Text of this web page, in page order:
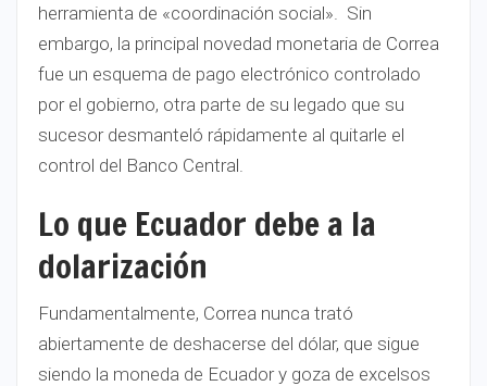
herramienta de «coordinación social». Sin
embargo, la principal novedad monetaria de Correa
fue un esquema de pago electrónico controlado
por el gobierno, otra parte de su legado que su
sucesor desmanteló rápidamente al quitarle el
control del Banco Central.
Lo que Ecuador debe a la
dolarización
Fundamentalmente, Correa nunca trató
abiertamente de deshacerse del dólar, que sigue
siendo la moneda de Ecuador y goza de excelsos